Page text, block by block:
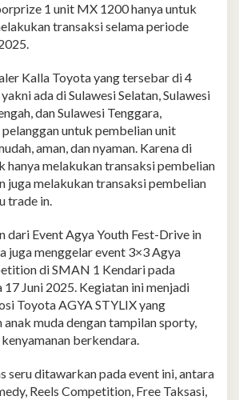
1 unit MX 1200 hanya untuk
transaksi selama periode
Kalla Toyota yang tersebar di 4
ada di Sulawesi Selatan, Sulawesi
dan Sulawesi Tenggara,
untuk pembelian unit
aman, dan nyaman. Karena di
hanya melakukan transaksi pembelian
juga melakukan transaksi pembelian
trade in.
dari Event Agya Youth Fest-Drive in
juga menggelar event 3×3 Agya
di SMAN 1 Kendari pada
Juni 2025. Kegiatan ini menjadi
Toyota AGYA STYLIX yang
anak muda dengan tampilan sporty,
berkendara.
seru ditawarkan pada event ini, antara
Reels Competition, Free Taksasi,